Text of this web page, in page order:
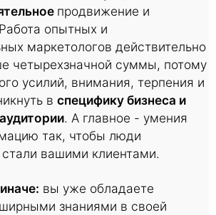
продвижение и
опытных и
маркетологов действительно
четырехзначной суммы, потому
усилий, внимания, терпения и
в специфику бизнеса и
. А главное - умения
так, чтобы люди
стали вашими клиентами.
вы уже обладаете
знаниями в своей